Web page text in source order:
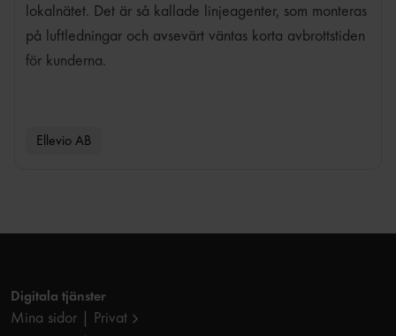
lokalnätet. Det är så kallade linjeagenter, som monteras
på luftledningar och avsevärt väntas korta avbrottstiden
för kunderna.
Ellevio AB
Digitala tjänster
Mina sidor | Privat